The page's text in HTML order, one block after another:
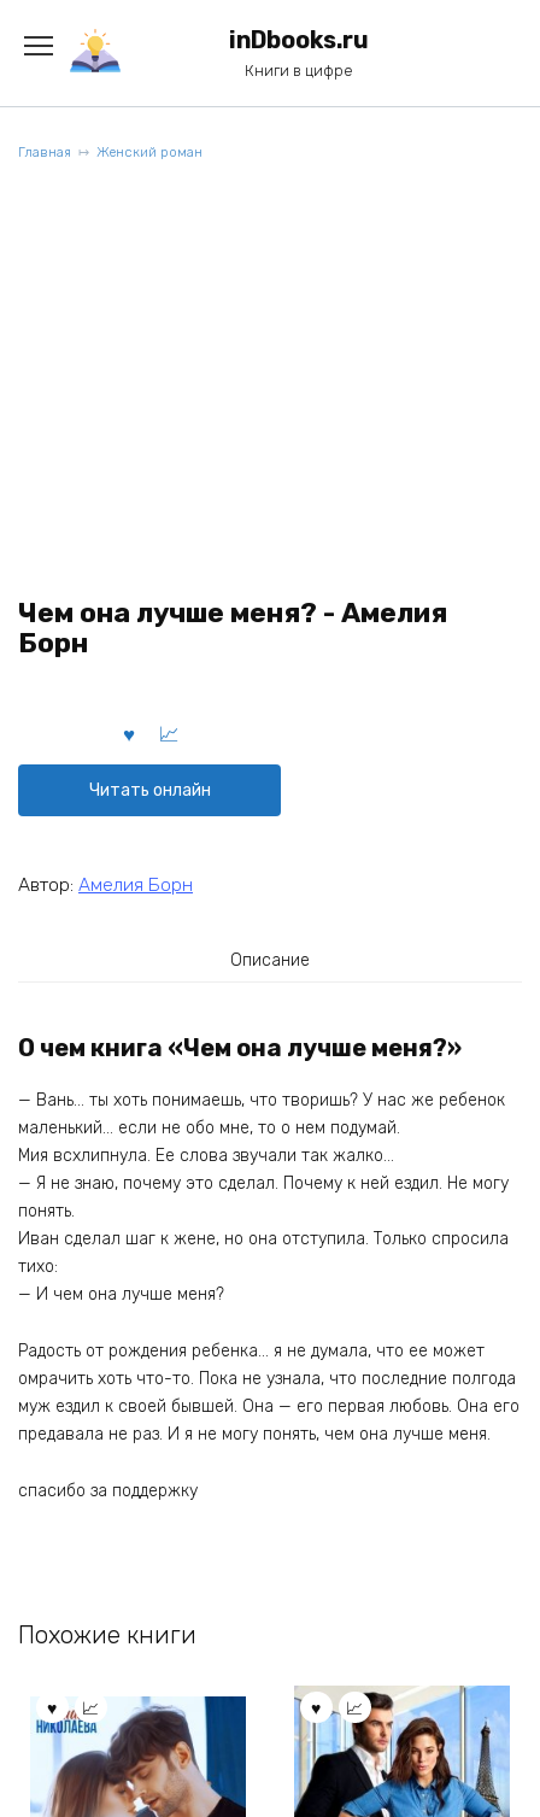
содержанию
inDbooks.ru
Книги в цифре
Главная Женский роман
Чем она лучше меня? - Амелия
Борн
Читать онлайн
Автор: Амелия Борн
Описание
О чем книга «Чем она лучше меня?»
— Вань… ты хоть понимаешь, что творишь? У нас же ребенок
маленький… если не обо мне, то о нем подумай.
Мия всхлипнула. Ее слова звучали так жалко…
— Я не знаю, почему это сделал. Почему к ней ездил. Не могу
понять.
Иван сделал шаг к жене, но она отступила. Только спросила
тихо:
— И чем она лучше меня?
Радость от рождения ребенка… я не думала, что ее может
омрачить хоть что-то. Пока не узнала, что последние полгода
муж ездил к своей бывшей. Она — его первая любовь. Она его
предавала не раз. И я не могу понять, чем она лучше меня.
спасибо за поддержку
Похожие книги